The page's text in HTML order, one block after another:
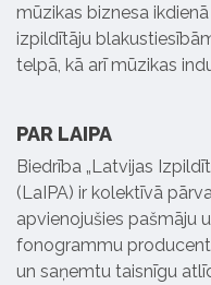
mūzikas biznesa
izpildītāju
telpā, kā arī mūzikas
PAR LAIPA
Biedrība „Latvijas
(LaIPA) ir kolektīvā
apvienojušies pašmāju
fonogrammu
un saņemtu taisnīgu